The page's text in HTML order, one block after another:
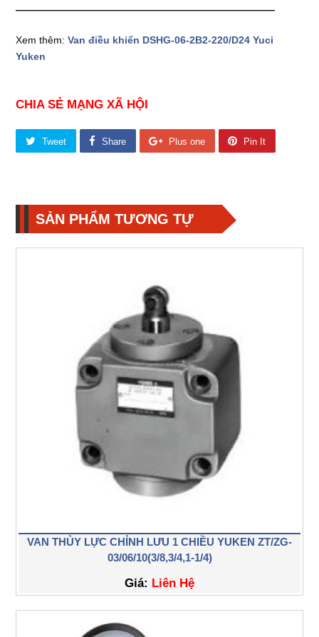
——————————————————————————
Xem thêm:Van điều khiển DSHG-06-2B2-220/D24 Yuci
Yuken
CHIA SẺ MẠNG XÃ HỘI
Tweet Share Plus one Pin It
SẢN PHẨM TƯƠNG TỰ
VAN THỦY LỰC CHỈNH LƯU 1 CHIỀU YUKEN ZT/ZG-
03/06/10(3/8,3/4,1-1/4)
Giá: Liên Hệ